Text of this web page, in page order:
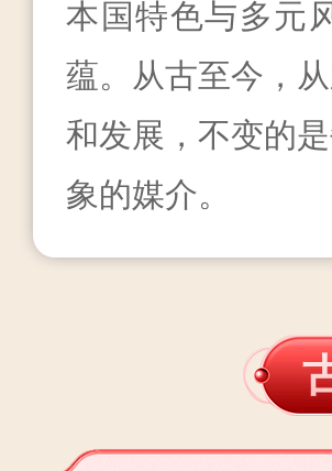
本国特色与多元
蕴。从古至今，
和发展，不变的
象的媒介。